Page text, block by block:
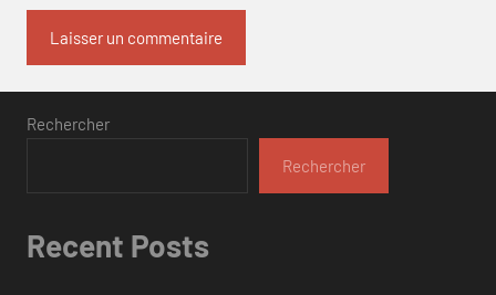
Rechercher
Rechercher
Recent Posts